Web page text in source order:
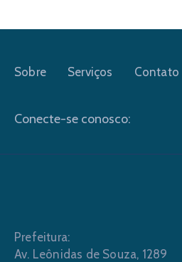
Sobre Serviços Contato
Conecte-se conosco:
Prefeitura:
Av. Leônidas de Souza, 1289